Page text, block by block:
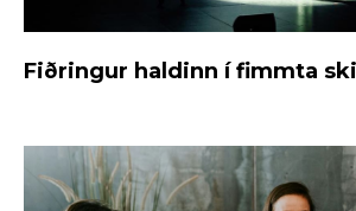
Fiðringur haldinn í fimmta